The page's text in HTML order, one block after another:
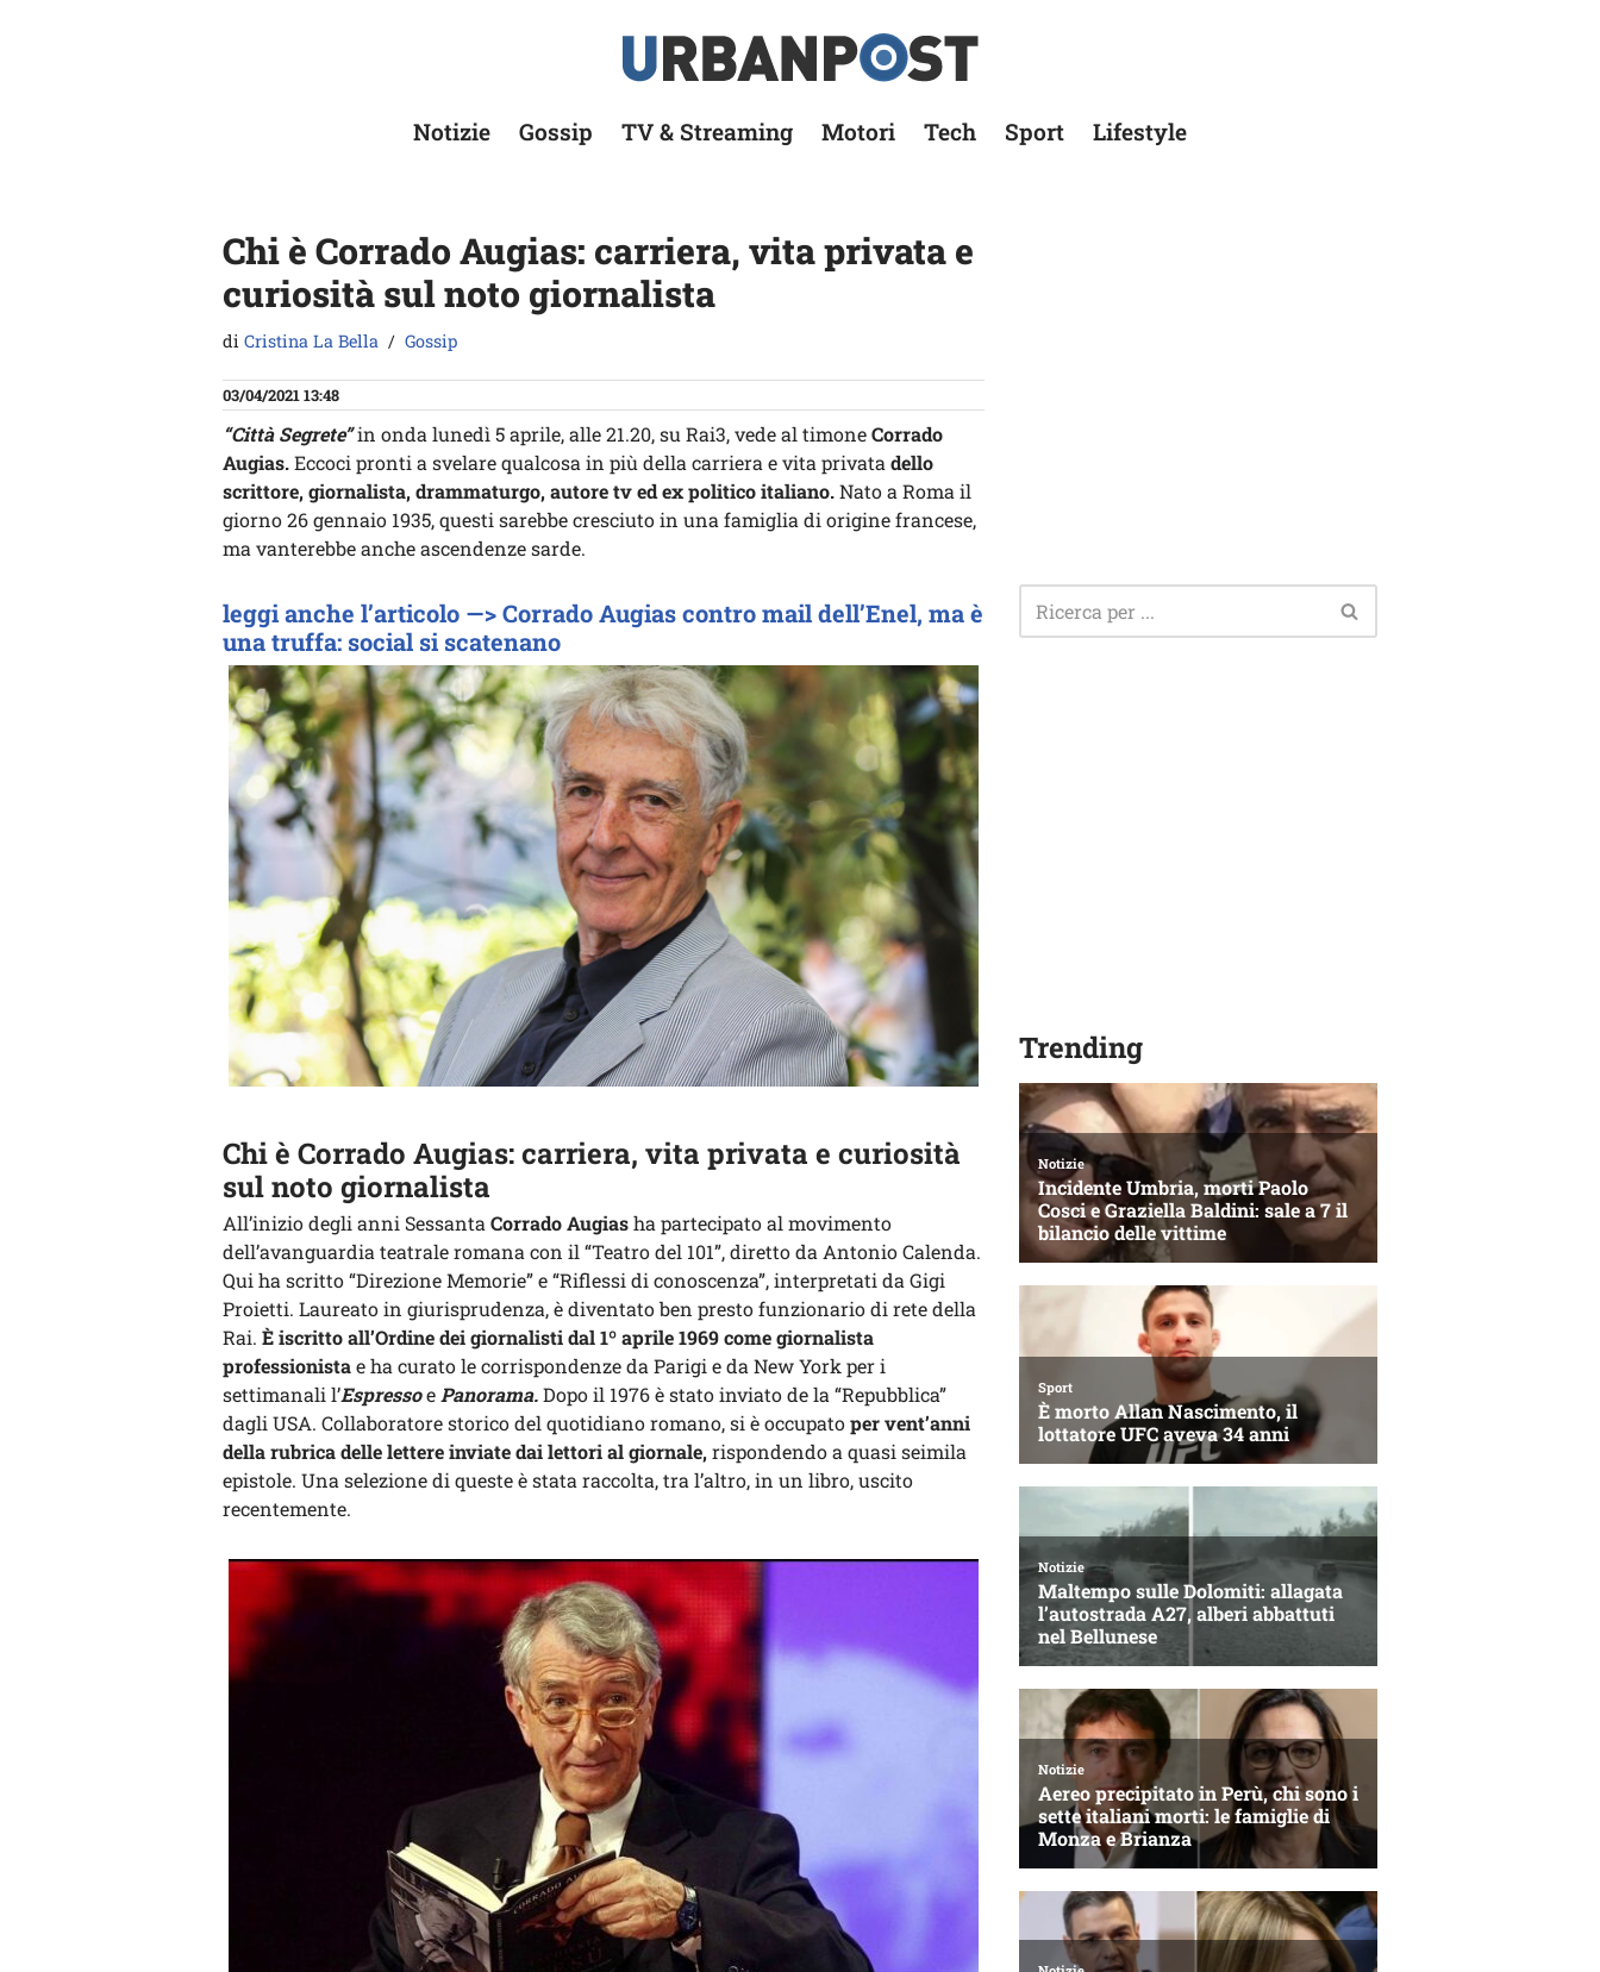
Notizie Gossip TV & Streaming Motori Tech Sport Lifestyle
Chi è Corrado Augias: carriera, vita privata e
curiosità sul noto giornalista
di Cristina La Bella Gossip
03/04/2021 13:48
“Città Segrete”in onda lunedì 5 aprile, alle 21.20, su Rai3, vede al timoneCorrado
Augias.Eccoci pronti a svelare qualcosa in più della carriera e vita privata dello
scrittore, giornalista, drammaturgo, autore tv ed ex politico italiano.Nato a Roma il
giorno 26 gennaio 1935, questi sarebbe cresciuto in una famiglia di origine francese,
ma vanterebbe anche ascendenze sarde.
leggi anche l’articolo —> Corrado Augias contro mail dell’Enel, ma è
una truffa: social si scatenano
Chi è Corrado Augias: carriera, vita privata e curiosità
sul noto giornalista
All’inizio degli anni SessantaCorrado Augiasha partecipato al movimento
dell’avanguardia teatrale romana con il “Teatro del 101”, diretto da Antonio Calenda.
Qui ha scritto “Direzione Memorie” e “Riflessi di conoscenza”, interpretati da Gigi
Proietti. Laureato in giurisprudenza, è diventato ben presto funzionario di rete della
Rai. È iscritto all’Ordine dei giornalisti dal 1º aprile 1969 come giornalista
professionistae ha curato le corrispondenze da Parigi e da New York per i
settimanali l’EspressoePanorama.Dopo il 1976 è stato inviato de la “Repubblica”
dagli USA. Collaboratore storico del quotidiano romano, si è occupatoper vent’anni
della rubrica delle lettere inviate dai lettori al giornale,rispondendo a quasi seimila
epistole. Una selezione di queste è stata raccolta, tra l’altro, in un libro, uscito
recentemente.
Trending